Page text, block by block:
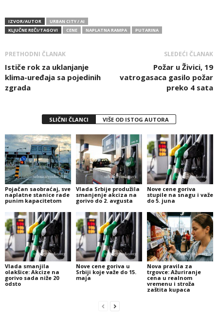
IZVOR/AUTOR
URBAN CITY / AI
KLJUČNE REČI/TAGOVI
CENE NAPLATNA RAMPA PUTARINA
PRETHODNI ČLANAK
Ističe rok za uklanjanje
klima-uređaja sa pojedinih
zgrada
SLEDEĆI ČLANAK
Požar u Živici, 19
vatrogasaca gasilo požar
preko 4 sata
SLIČNI ČLANCI VIŠE OD ISTOG AUTORA
Pojačan saobraćaj, sve
naplatne stanice rade
punim kapacitetom
Vlada Srbije produžila
smanjenje akciza na
gorivo do 2. avgusta
Nove cene goriva
stupile na snagu i važe
do 5. juna
Vlada smanjila
olakšice: Akcize na
gorivo sada niže 20
odsto
Nove cene goriva u
Srbiji koje važe do 15.
maja
Nova pravila za
trgovce: Ažuriranje
cena u realnom
vremenu i stroža
zaštita kupaca